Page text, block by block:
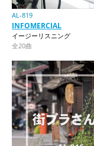
AL-819
INFOMERCIAL
イージーリスニング
全20曲